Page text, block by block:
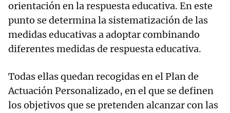
orientación en la respuesta educativa. En este
punto se determina la sistematización de las
medidas educativas a adoptar combinando
diferentes medidas de respuesta educativa.
Todas ellas quedan recogidas en el Plan de
Actuación Personalizado, en el que se definen
los objetivos que se pretenden alcanzar con las